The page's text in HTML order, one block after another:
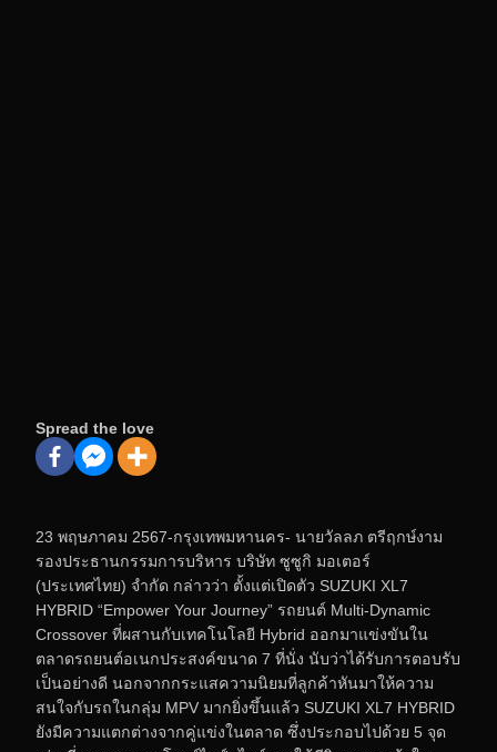
Spread the love
23 พฤษภาคม 2567-กรุงเทพมหานคร- นายวัลลภ ตรีฤกษ์งาม
รองประธานกรรมการบริหาร บริษัท ซูซูกิ มอเตอร์
(ประเทศไทย) จำกัด กล่าวว่า ตั้งแต่เปิดตัว SUZUKI XL7
HYBRID “Empower Your Journey” รถยนต์ Multi-Dynamic
Crossover ที่ผสานกับเทคโนโลยี Hybrid ออกมาแข่งขันใน
ตลาดรถยนต์อเนกประสงค์ขนาด 7 ที่นั่ง นับว่าได้รับการตอบรับ
เป็นอย่างดี นอกจากกระแสความนิยมที่ลูกค้าหันมาให้ความ
สนใจกับรถในกลุ่ม MPV มากยิ่งขึ้นแล้ว SUZUKI XL7 HYBRID
ยังมีความแตกต่างจากคู่แข่งในตลาด ซึ่งประกอบไปด้วย 5 จุด